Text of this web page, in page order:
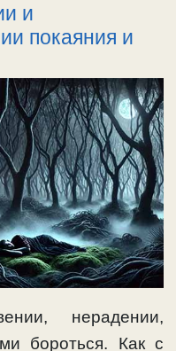
и
покаяния и
нерадении,
бороться. Как с